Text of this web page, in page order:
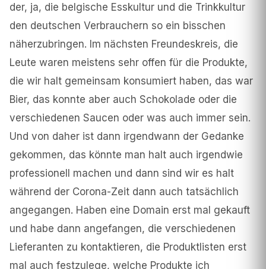
der, ja, die belgische Esskultur und die Trinkkultur
den deutschen Verbrauchern so ein bisschen
näherzubringen. Im nächsten Freundeskreis, die
Leute waren meistens sehr offen für die Produkte,
die wir halt gemeinsam konsumiert haben, das war
Bier, das konnte aber auch Schokolade oder die
verschiedenen Saucen oder was auch immer sein.
Und von daher ist dann irgendwann der Gedanke
gekommen, das könnte man halt auch irgendwie
professionell machen und dann sind wir es halt
während der Corona-Zeit dann auch tatsächlich
angegangen. Haben eine Domain erst mal gekauft
und habe dann angefangen, die verschiedenen
Lieferanten zu kontaktieren, die Produktlisten erst
mal auch festzulege, welche Produkte ich